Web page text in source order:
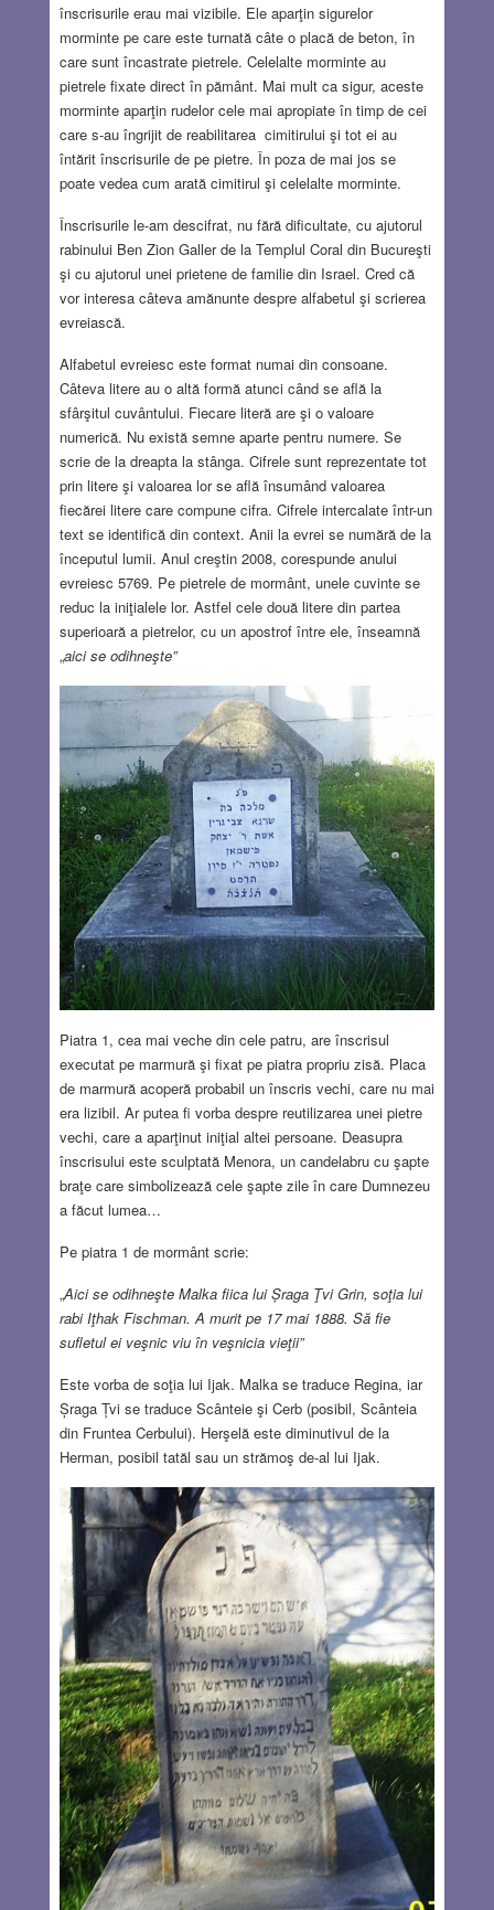
înscrisurile erau mai vizibile. Ele aparţin sigurelor
morminte pe care este turnată câte o placă de beton, în
care sunt încastrate pietrele. Celelalte morminte au
pietrele fixate direct în pământ. Mai mult ca sigur, aceste
morminte aparţin rudelor cele mai apropiate în timp de cei
care s-au îngrijit de reabilitarea cimitirului şi tot ei au
întărit înscrisurile de pe pietre. În poza de mai jos se
poate vedea cum arată cimitirul şi celelalte morminte.
Înscrisurile le-am descifrat, nu fără dificultate, cu ajutorul
rabinului Ben Zion Galler de la Templul Coral din Bucureşti
şi cu ajutorul unei prietene de familie din Israel. Cred că
vor interesa câteva amănunte despre alfabetul şi scrierea
evreiască.
Alfabetul evreiesc este format numai din consoane.
Câteva litere au o altă formă atunci când se află la
sfârşitul cuvântului. Fiecare literă are şi o valoare
numerică. Nu există semne aparte pentru numere. Se
scrie de la dreapta la stânga. Cifrele sunt reprezentate tot
prin litere şi valoarea lor se află însumând valoarea
fiecărei litere care compune cifra. Cifrele intercalate într-un
text se identifică din context. Anii la evrei se numără de la
începutul lumii. Anul creştin 2008, corespunde anului
evreiesc 5769. Pe pietrele de mormânt, unele cuvinte se
reduc la iniţialele lor. Astfel cele două litere din partea
superioară a pietrelor, cu un apostrof între ele, înseamnă
„aici se odihneşte”
Piatra 1, cea mai veche din cele patru, are înscrisul
executat pe marmură şi fixat pe piatra propriu zisă. Placa
de marmură acoperă probabil un înscris vechi, care nu mai
era lizibil. Ar putea fi vorba despre reutilizarea unei pietre
vechi, care a aparţinut iniţial altei persoane. Deasupra
înscrisului este sculptată Menora, un candelabru cu şapte
braţe care simbolizează cele şapte zile în care Dumnezeu
a făcut lumea…
Pe piatra 1 de mormânt scrie:
„Aici se odihneşte Malka fiica lui Șraga Ţvi Grin, soţia lui
rabi Iţhak Fischman. A murit pe 17 mai 1888. Să fie
sufletul ei veşnic viu în veşnicia vieţii”
Este vorba de soţia lui Ijak. Malka se traduce Regina, iar
Șraga Țvi se traduce Scânteie şi Cerb (posibil, Scânteia
din Fruntea Cerbului). Herşelă este diminutivul de la
Herman, posibil tatăl sau un strămoş de-al lui Ijak.